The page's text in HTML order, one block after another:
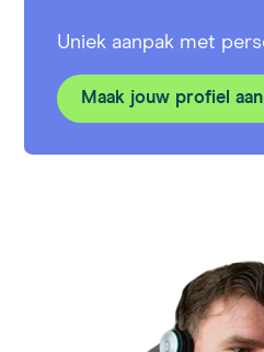
Uniek aanpak met
Maak jouw profiel aan